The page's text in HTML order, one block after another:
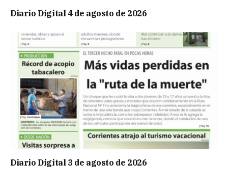
Diario Digital 4 de agosto de 2026
Diario Digital 3 de agosto de 2026